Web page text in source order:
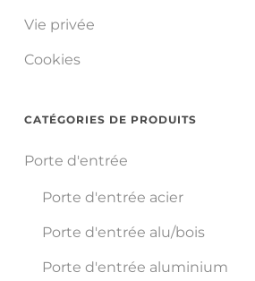
Vie privée
Cookies
CATÉGORIES DE PRODUITS
Porte d'entrée
Porte d'entrée acier
Porte d'entrée alu/bois
Porte d'entrée aluminium